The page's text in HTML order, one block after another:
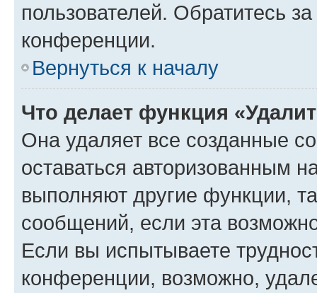
пользователей. Обратитесь
конференции.
Вернуться к началу
Что делает функция
Она удаляет все созданные
оставаться авторизованным
выполняют другие функции,
сообщений, если эта
Если вы испытываете
конференции, возможно,